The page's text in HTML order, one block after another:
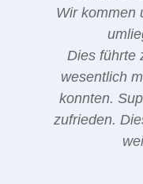
Wir kommen
Dies führte
wesentlich
konnten.
zufrieden.